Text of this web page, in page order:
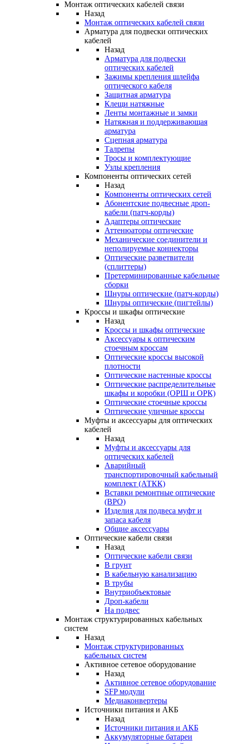
Монтаж оптических кабелей связи
Назад
Монтаж оптических кабелей связи
Арматура для подвески оптических
кабелей
Назад
Арматура для подвески
оптических кабелей
Зажимы крепления шлейфа
оптического кабеля
Защитная арматура
Клещи натяжные
Ленты монтажные и замки
Натяжная и поддерживающая
арматура
Сцепная арматура
Талрепы
Тросы и комплектующие
Узлы крепления
Компоненты оптических сетей
Назад
Компоненты оптических сетей
Абонентские подвесные дроп-
кабели (патч-корды)
Адаптеры оптические
Аттенюаторы оптические
Механические соединители и
неполируемые коннекторы
Оптические разветвители
(сплиттеры)
Претерминированные кабельные
сборки
Шнуры оптические (патч-корды)
Шнуры оптические (пигтейлы)
Кроссы и шкафы оптические
Назад
Кроссы и шкафы оптические
Аксессуары к оптическим
стоечным кроссам
Оптические кроссы высокой
плотности
Оптические настенные кроссы
Оптические распределительные
шкафы и коробки (ОРШ и ОРК)
Оптические стоечные кроссы
Оптические уличные кроссы
Муфты и аксессуары для оптических
кабелей
Назад
Муфты и аксессуары для
оптических кабелей
Аварийный
транспортировочный кабельный
комплект (АТКК)
Вставки ремонтные оптические
(ВРО)
Изделия для подвеса муфт и
запаса кабеля
Общие аксессуары
Оптические кабели связи
Назад
Оптические кабели связи
В грунт
В кабельную канализацию
В трубы
Внутриобъектовые
Дроп-кабели
На подвес
Монтаж структурированных кабельных
систем
Назад
Монтаж структурированных
кабельных систем
Активное сетевое оборудование
Назад
Активное сетевое оборудование
SFP модули
Медиаконвертеры
Источники питания и АКБ
Назад
Источники питания и АКБ
Аккумуляторные батареи